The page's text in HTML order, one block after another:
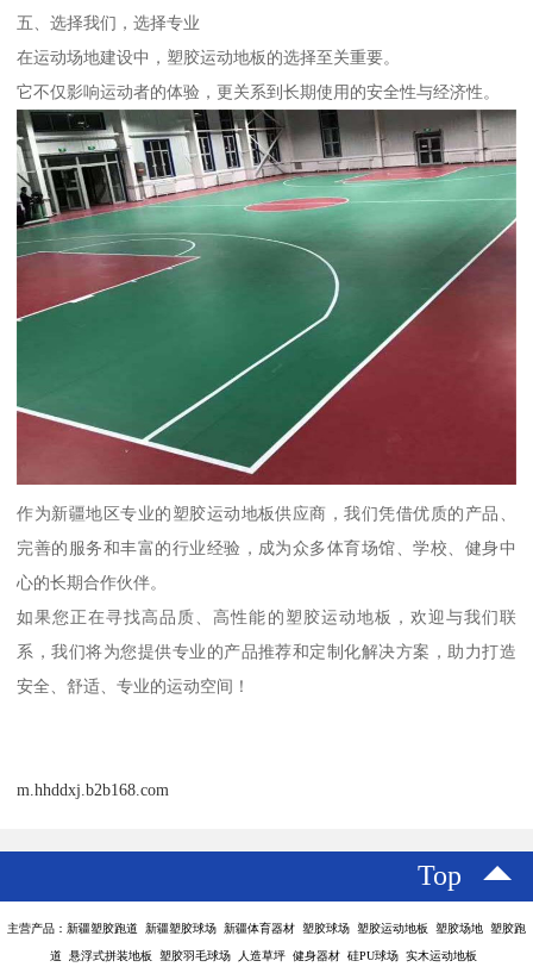
五、选择我们，选择专业
在运动场地建设中，塑胶运动地板的选择至关重要。
它不仅影响运动者的体验，更关系到长期使用的安全性与经济性。
作为新疆地区专业的塑胶运动地板供应商，我们凭借优质的产品、
完善的服务和丰富的行业经验，成为众多体育场馆、学校、健身中
心的长期合作伙伴。
如果您正在寻找高品质、高性能的塑胶运动地板，欢迎与我们联
系，我们将为您提供专业的产品推荐和定制化解决方案，助力打造
安全、舒适、专业的运动空间！
m.hhddxj.b2b168.com
Top
主营产品：新疆塑胶跑道 新疆塑胶球场 新疆体育器材 塑胶球场 塑胶运动地板 塑胶场地 塑胶跑
道 悬浮式拼装地板 塑胶羽毛球场 人造草坪 健身器材 硅PU球场 实木运动地板